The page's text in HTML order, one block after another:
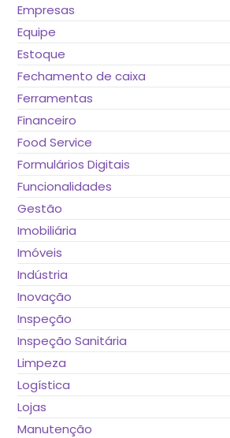
Empresas
Equipe
Estoque
Fechamento de caixa
Ferramentas
Financeiro
Food Service
Formulários Digitais
Funcionalidades
Gestão
Imobiliária
Imóveis
Indústria
Inovação
Inspeção
Inspeção Sanitária
Limpeza
Logística
Lojas
Manutenção